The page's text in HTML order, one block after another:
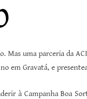
Mas uma parceria da
em Gravatá, e
à Campanha Boa